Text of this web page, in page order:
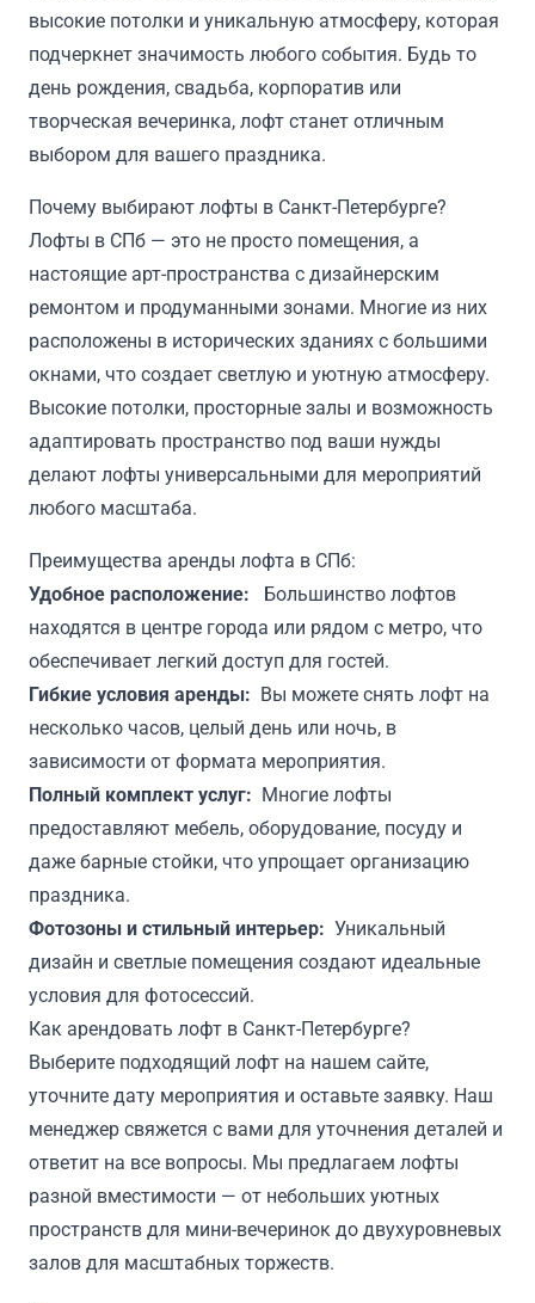
высокие потолки и уникальную атмосферу, которая
подчеркнет значимость любого события. Будь то
день рождения, свадьба, корпоратив или
творческая вечеринка, лофт станет отличным
выбором для вашего праздника.
Почему выбирают лофты в Санкт-Петербурге?
Лофты в СПб — это не просто помещения, а
настоящие арт-пространства с дизайнерским
ремонтом и продуманными зонами. Многие из них
расположены в исторических зданиях с большими
окнами, что создает светлую и уютную атмосферу.
Высокие потолки, просторные залы и возможность
адаптировать пространство под ваши нужды
делают лофты универсальными для мероприятий
любого масштаба.
Преимущества аренды лофта в СПб:
Удобное расположение:
Большинство лофтов
находятся в центре города или рядом с метро, что
обеспечивает легкий доступ для гостей.
Гибкие условия аренды: Вы можете снять лофт на
несколько часов, целый день или ночь, в
зависимости от формата мероприятия.
Полный комплект услуг: Многие лофты
предоставляют мебель, оборудование, посуду и
даже барные стойки, что упрощает организацию
праздника.
Фотозоны и стильный интерьер: Уникальный
дизайн и светлые помещения создают идеальные
условия для фотосессий.
Как арендовать лофт в Санкт-Петербурге?
Выберите подходящий лофт на нашем сайте,
уточните дату мероприятия и оставьте заявку. Наш
менеджер свяжется с вами для уточнения деталей и
ответит на все вопросы. Мы предлагаем лофты
разной вместимости — от небольших уютных
пространств для мини-вечеринок до двухуровневых
залов для масштабных торжеств.